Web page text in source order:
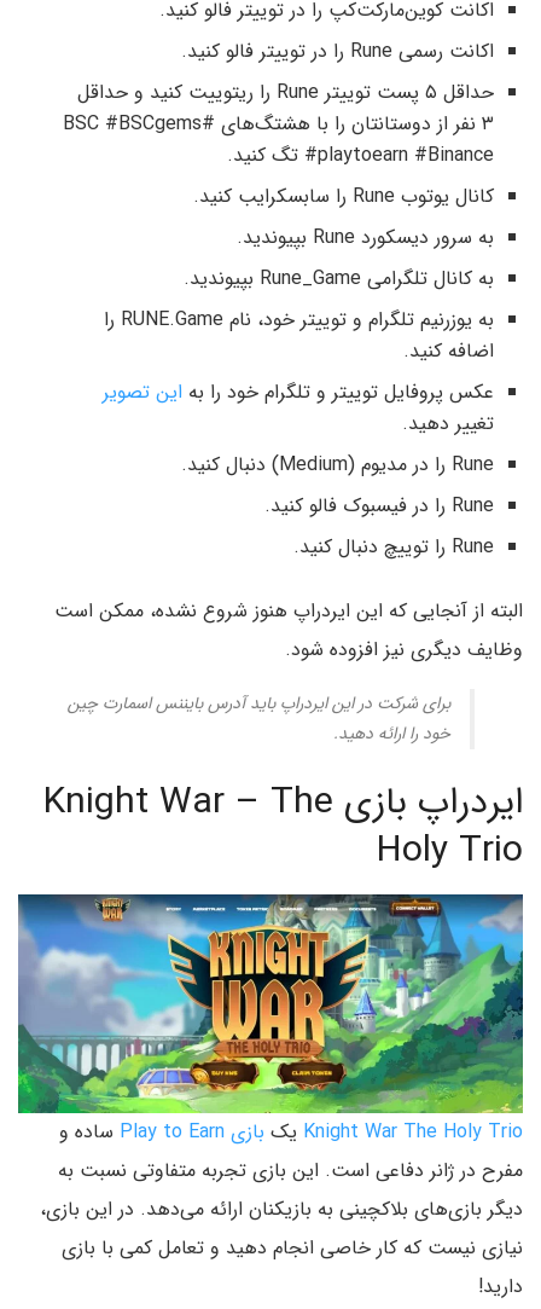
اکانت کوین‌مارکت‌کپ را در توییتر فالو کنید.
اکانت رسمی Rune را در توییتر فالو کنید.
حداقل ۵ پست توییتر Rune را ریتوییت کنید و حداقل
۳ نفر از دوستانتان را با هشتگ‌های #BSC #BSCgems
#playtoearn #Binance تگ کنید.
کانال یوتوب Rune را سابسکرایب کنید.
به سرور دیسکورد Rune بپیوندید.
به کانال تلگرامی Rune_Game بپیوندید.
به یوزرنیم تلگرام و توییتر خود، نام RUNE.Game را
اضافه کنید.
عکس پروفایل توییتر و تلگرام خود را به این تصویر
تغییر دهید.
Rune را در مدیوم (Medium) دنبال کنید.
Rune را در فیسبوک فالو کنید.
Rune را توییچ دنبال کنید.
البته از آنجایی که این ایردراپ هنوز شروع نشده، ممکن است
وظایف دیگری نیز افزوده شود.
برای شرکت در این ایردراپ باید آدرس بایننس اسمارت چین
خود را ارائه دهید.
ایردراپ بازی Knight War – The
Holy Trio
Knight War The Holy Trio یک بازی Play to Earn
ساده و
مفرح در ژانر دفاعی است. این بازی تجربه متفاوتی نسبت به
دیگر بازی‌های بلاکچینی به بازیکنان ارائه می‌دهد. در این بازی،
نیازی نیست که کار خاصی انجام دهید و تعامل کمی با بازی
دارید!